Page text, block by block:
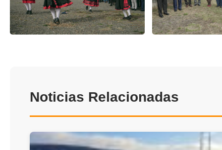
Noticias Relacionadas